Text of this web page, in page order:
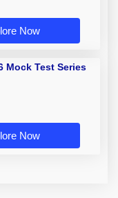
Now
Mock Test Series
Now